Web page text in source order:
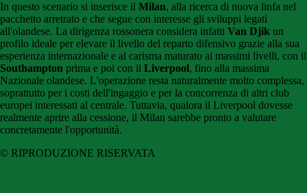
In questo scenario si inserisce il Milan, alla ricerca di nuova linfa nel
pacchetto arretrato e che segue con interesse gli sviluppi legati
all'olandese. La dirigenza rossonera considera infatti Van Djik un
profilo ideale per elevare il livello del reparto difensivo grazie alla sua
esperienza internazionale e al carisma maturato ai massimi livelli, con il
Southampton prima e poi con il Liverpool, fino alla massima
Nazionale olandese. L'operazione resta naturalmente molto complessa,
soprattutto per i costi dell'ingaggio e per la concorrenza di altri club
europei interessati al centrale. Tuttavia, qualora il Liverpool dovesse
realmente aprire alla cessione, il Milan sarebbe pronto a valutare
concretamente l'opportunità.
© RIPRODUZIONE RISERVATA